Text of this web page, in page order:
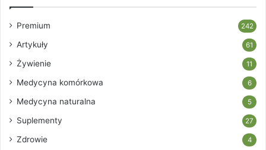
Premium 242
Artykuły 61
Żywienie 11
Medycyna komórkowa 6
Medycyna naturalna 5
Suplementy 27
Zdrowie 4